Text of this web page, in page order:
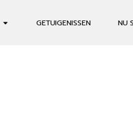
GETUIGENISSEN NU